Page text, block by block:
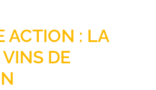
ACTION : LA
DE